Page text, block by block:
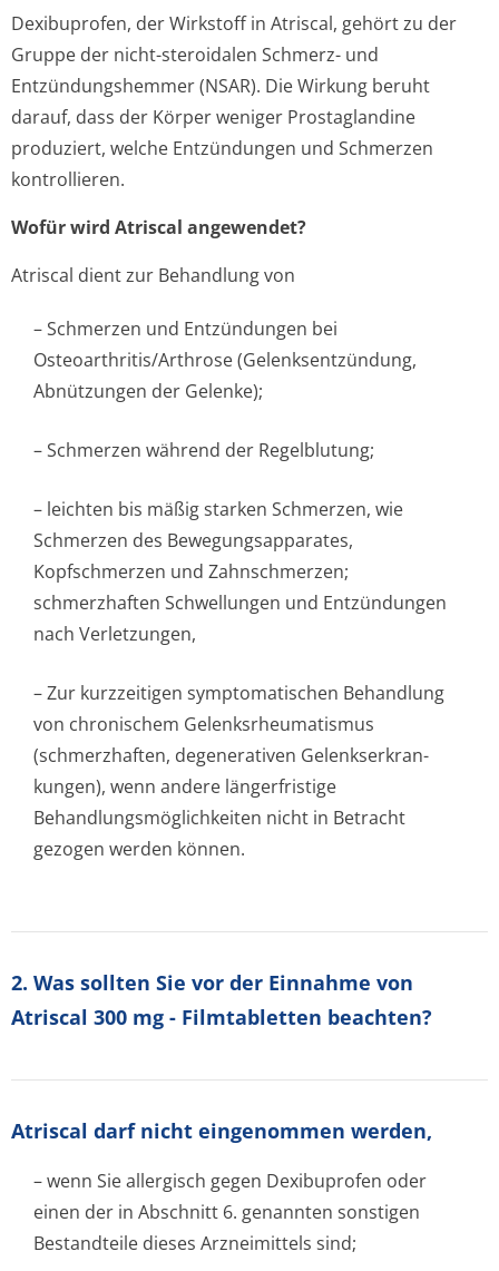
Dexibuprofen, der Wirkstoff in Atriscal, gehört zu der
Gruppe der nicht-steroidalen Schmerz- und
Entzündungshemmer (NSAR). Die Wirkung beruht
darauf, dass der Körper weniger Prostaglandine
produziert, welche Entzündungen und Schmerzen
kontrollieren.
Wofür wird Atriscal angewendet?
Atriscal dient zur Behandlung von
– Schmerzen und Entzündungen bei
Osteoarthritis/Ar­throse (Gelenksentzündung,
Abnützungen der Gelenke);
– Schmerzen während der Regelblutung;
– leichten bis mäßig starken Schmerzen, wie
Schmerzen des Bewegungsapparates,
Kopfschmerzen und Zahnschmerzen;
schmerzhaften Schwellungen und Entzündungen
nach Verletzungen,
– Zur kurzzeitigen symptomatischen Behandlung
von chronischem Gelenksrheumatismus
(schmerzhaften, degenerativen Gelenkserkran­
kungen), wenn andere längerfristige
Behandlungsmöglichke­iten nicht in Betracht
gezogen werden können.
2. Was sollten Sie vor der Einnahme von
Atriscal 300 mg - Filmtabletten beachten?
Atriscal darf nicht eingenommen werden,
– wenn Sie allergisch gegen Dexibuprofen oder
einen der in Abschnitt 6. genannten sonstigen
Bestandteile dieses Arzneimittels sind;